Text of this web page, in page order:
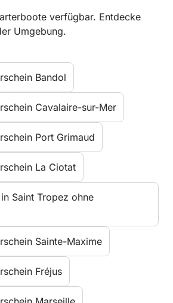
verfügbar. Entdecke
Umgebung.
Bandol
Cavalaire-sur-Mer
Port Grimaud
La Ciotat
Saint Tropez ohne
Sainte-Maxime
Fréjus